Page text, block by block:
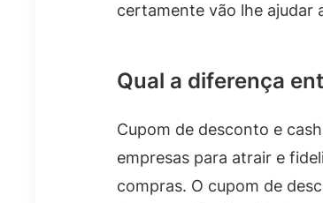
certamente vão lhe ajudar
Qual a diferença
Cupom de desconto e
empresas para atrair e
compras. O cupom de